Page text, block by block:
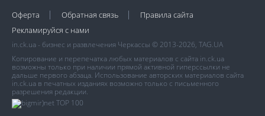
Оферта Обратная связь
Правила сайта
Рекламируйся с нами
in.ck.ua - бизнес и развлечения Черкассы © 2013-2026, TAG.UA
Копирование и перепечатка любых материалов с сайта in.ck.ua
возможны только при наличии прямой активной гиперссылки не
дальше первого абзаца. Использование авторских материалов сайта
in.ck.ua в печатных изданиях возможно только с письменного
разрешения редакции.